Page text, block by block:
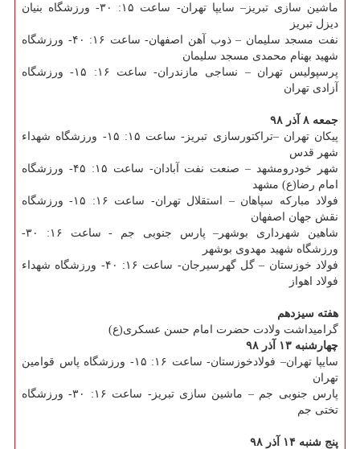
ماشین سازی تبریز– سایپا تهران- ساعت ۱۵: ۳۰- ورزشگاه بنیان
دیزل تبریز
نفت مسجد سلیمان – ذوب آهن اصفهان- ساعت ۱۶: ۴۰- ورزشگاه
شهید بهنام محمدی مسجد سلیمان
پرسپولیس تهران – نساجی مازندران- ساعت ۱۶: ۱۵- ورزشگاه
آزادی تهران
جمعه ۸ آذر ۹۸
پیكان تهران –تراكتورسازی تبریز- ساعت ۱۵: ۱۵- ورزشگاه شهداء
شهر قدس
شهر خودرومشهد – صنعت نفت آبادان- ساعت ۱۵: ۴۵- ورزشگاه
امام رضا(ع) مشهد
فولاد مباركه سپاهان – استقلال تهران- ساعت ۱۶: ۱۵- ورزشگاه
نقش جهان اصفهان
شاهین شهرداری بوشهر– پارس جنوبی جم - ساعت ۱۶: ۳۰-
ورزشگاه شهید مهدوی بوشهر
فولاد خوزستان – گل گهرسیرجان- ساعت ۱۶: ۴۰- ورزشگاه شهداء
فولاد اهواز
هفته سیزدهم
گرامیداشت ولادت حضرت امام حسن عسكری(ع)
چهارشنبه ۱۳ آذر ۹۸
سایپا تهران– فولادخوزستان- ساعت ۱۶: ۱۵- ورزشگاه پاس قوامین
تهران
پارس جنوبی جم – ماشین سازی تبریز- ساعت ۱۶: ۳۰- ورزشگاه
تختی جم
پنج شنبه ۱۴ آذر ۹۸